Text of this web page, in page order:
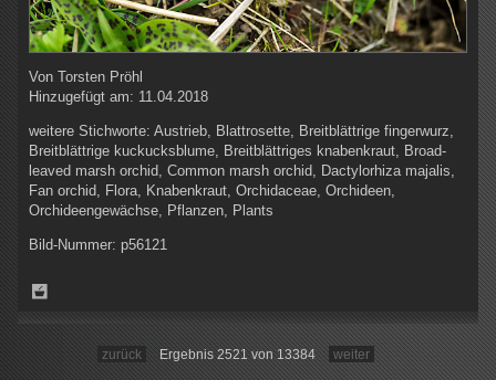
Von Torsten Pröhl
Hinzugefügt am: 11.04.2018
weitere Stichworte: Austrieb, Blattrosette, Breitblättrige fingerwurz,
Breitblättrige kuckucksblume, Breitblättriges knabenkraut, Broad-
leaved marsh orchid, Common marsh orchid, Dactylorhiza majalis,
Fan orchid, Flora, Knabenkraut, Orchidaceae, Orchideen,
Orchideengewächse, Pflanzen, Plants
Bild-Nummer: p56121
zurück Ergebnis 2521 von 13384 weiter